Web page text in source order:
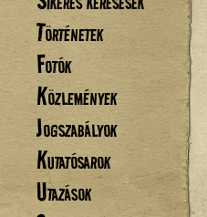
Történetek
Fotók
Közlemények
Jogszabályok
Kutatósarok
Utazások